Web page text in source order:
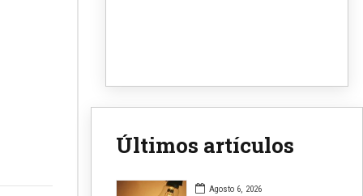
Últimos artículos
Agosto 6, 2026